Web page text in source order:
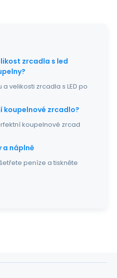
zrcadla s led
velikosti zrcadla s LED po
koupelnové zrcadlo?
koupelnové zrcad
a náplně
peníze a tiskněte